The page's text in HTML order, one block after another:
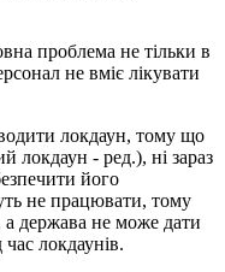
проблема не тільки в
не вміє лікувати
локдаун, тому що
локдаун - ред.), ні зараз
його
не працювати, тому
держава не може дати
локдаунів.